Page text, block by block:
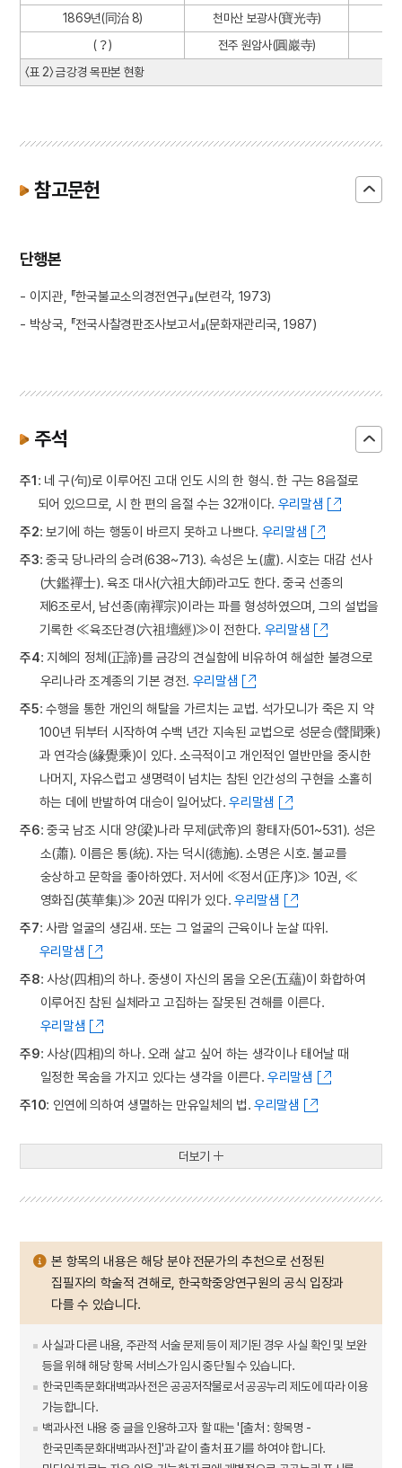
1869년(同治 8)
천마산 보광사(寶光寺)
(？)
전주 원암사(圓巖寺)
〈표 2〉 금강경 목판본 현황
참고문헌
단행본
- 이지관, 『한국불교소의경전연구』(보련각, 1973)
- 박상국, 『전국사찰경판조사보고서』(문화재관리국, 1987)
주석
주1: 네 구(句)로 이루어진 고대 인도 시의 한 형식. 한 구는 8음절로
되어 있으므로, 시 한 편의 음절 수는 32개이다. 우리말샘
주2: 보기에 하는 행동이 바르지 못하고 나쁘다. 우리말샘
주3: 중국 당나라의 승려(638~713). 속성은 노(盧). 시호는 대감 선사
(大鑑禪士). 육조 대사(六祖大師)라고도 한다. 중국 선종의
제6조로서, 남선종(南禪宗)이라는 파를 형성하였으며, 그의 설법을
기록한 ≪육조단경(六祖壇經)≫이 전한다. 우리말샘
주4: 지혜의 정체(正諦)를 금강의 견실함에 비유하여 해설한 불경으로
우리나라 조계종의 기본 경전. 우리말샘
주5: 수행을 통한 개인의 해탈을 가르치는 교법. 석가모니가 죽은 지 약
100년 뒤부터 시작하여 수백 년간 지속된 교법으로 성문승(聲聞乘)
과 연각승(緣覺乘)이 있다. 소극적이고 개인적인 열반만을 중시한
나머지, 자유스럽고 생명력이 넘치는 참된 인간성의 구현을 소홀히
하는 데에 반발하여 대승이 일어났다.우리말샘
주6: 중국 남조 시대 양(梁)나라 무제(武帝)의 황태자(501~531). 성은
소(蕭). 이름은 통(統). 자는 덕시(德施). 소명은 시호. 불교를
숭상하고 문학을 좋아하였다. 저서에 ≪정서(正序)≫ 10권, ≪
영화집(英華集)≫ 20권 따위가 있다.우리말샘
주7: 사람 얼굴의 생김새. 또는 그 얼굴의 근육이나 눈살 따위.
우리말샘
주8: 사상(四相)의 하나. 중생이 자신의 몸을 오온(五蘊)이 화합하여
이루어진 참된 실체라고 고집하는 잘못된 견해를 이른다.
우리말샘
주9: 사상(四相)의 하나. 오래 살고 싶어 하는 생각이나 태어날 때
일정한 목숨을 가지고 있다는 생각을 이른다. 우리말샘
주10: 인연에 의하여 생멸하는 만유일체의 법. 우리말샘
더보기
본 항목의 내용은 해당 분야 전문가의 추천으로 선정된
집필자의 학술적 견해로, 한국학중앙연구원의 공식 입장과
다를 수 있습니다.
사실과 다른 내용, 주관적 서술 문제 등이 제기된 경우 사실 확인 및 보완
등을 위해 해당 항목 서비스가 임시 중단될 수 있습니다.
한국민족문화대백과사전은 공공저작물로서 공공누리 제도에 따라 이용
가능합니다.
백과사전 내용 중 글을 인용하고자 할 때는 '[출처 : 항목명 -
한국민족문화대백과사전]'과 같이 출처 표기를 하여야 합니다.